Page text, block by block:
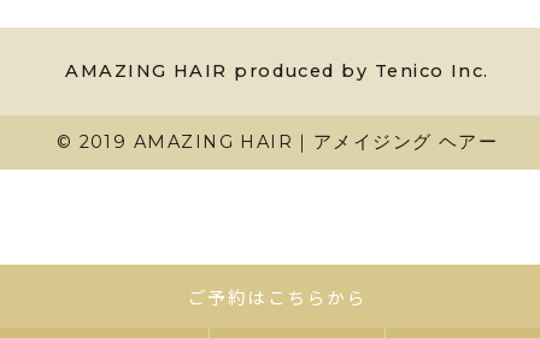
AMAZING HAIR produced by Tenico Inc.
© 2019 AMAZING HAIR｜アメイジング ヘアー
ご予約はこちらから